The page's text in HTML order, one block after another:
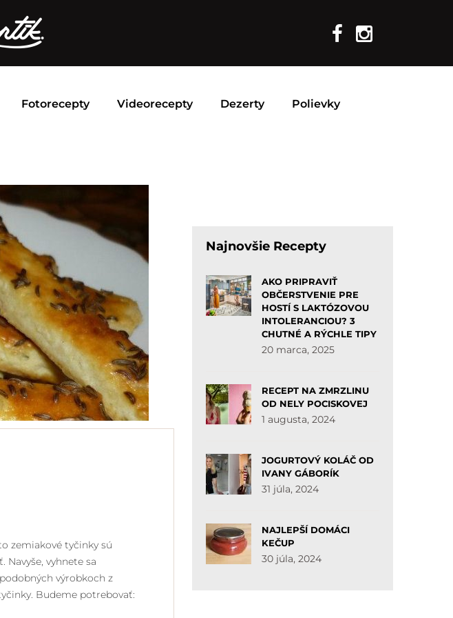
Fotorecepty Videorecepty Dezerty Polievky
zemiakové tyčinky sú
vyhnete sa
výrobkoch z
Budeme potrebovať:
Najnovšie Recepty
AKO PRIPRAVIŤ
OBČERSTVENIE PRE
HOSTÍ S LAKTÓZOVOU
INTOLERANCIOU? 3
CHUTNÉ A RÝCHLE TIPY
20 marca, 2025
RECEPT NA ZMRZLINU
OD NELY POCISKOVEJ
1 augusta, 2024
JOGURTOVÝ KOLÁČ OD
IVANY GÁBORÍK
31 júla, 2024
NAJLEPŠÍ DOMÁCI
KEČUP
30 júla, 2024